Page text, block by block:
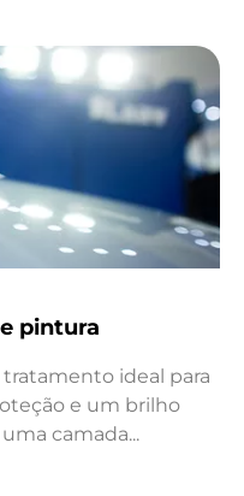
pintura
ideal para
e um brilho
camada...